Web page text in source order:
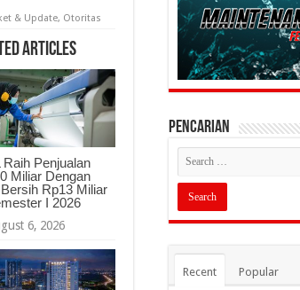
& Update, Otoritas
Articles
Raih Penjualan
Miliar Dengan
Rp13 Miliar
I 2026
6, 2026
PENCARIAN
Recent Popular